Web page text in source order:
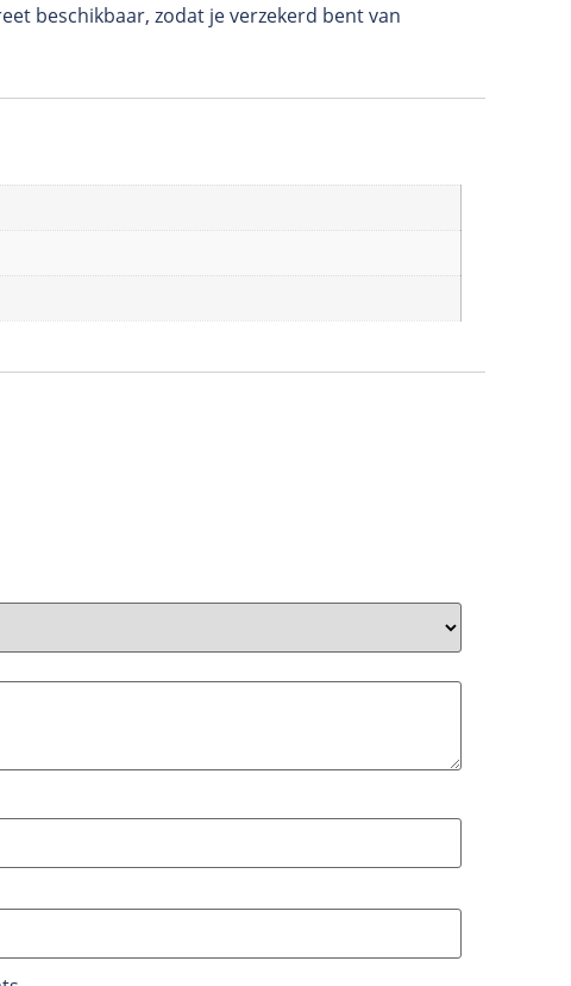
beschikbaar, zodat je verzekerd bent van